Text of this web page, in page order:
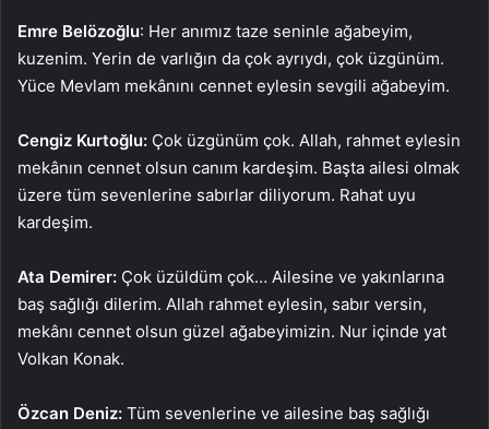
Emre Belözoğlu: Her anımız taze seninle ağabeyim,
kuzenim. Yerin de varlığın da çok ayrıydı, çok üzgünüm.
Yüce Mevlam mekânını cennet eylesin sevgili ağabeyim.
Cengiz Kurtoğlu: Çok üzgünüm çok. Allah, rahmet eylesin
mekânın cennet olsun canım kardeşim. Başta ailesi olmak
üzere tüm sevenlerine sabırlar diliyorum. Rahat uyu
kardeşim.
Ata Demirer: Çok üzüldüm çok… Ailesine ve yakınlarına
baş sağlığı dilerim. Allah rahmet eylesin, sabır versin,
mekânı cennet olsun güzel ağabeyimizin. Nur içinde yat
Volkan Konak.
Özcan Deniz: Tüm sevenlerine ve ailesine baş sağlığı